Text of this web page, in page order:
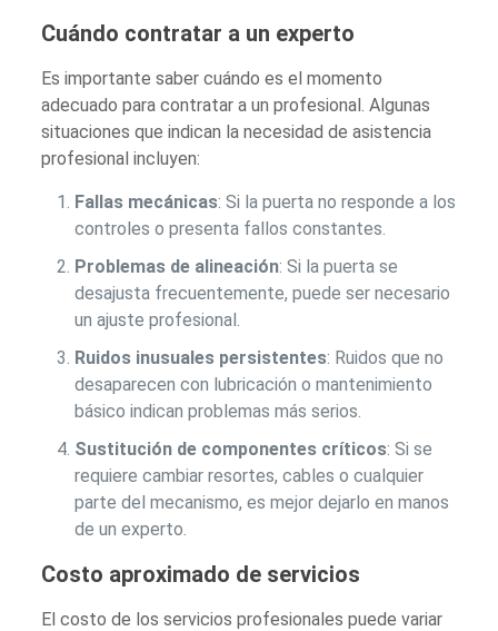
Cuándo contratar a un experto
Es importante saber cuándo es el momento
adecuado para contratar a un profesional. Algunas
situaciones que indican la necesidad de asistencia
profesional incluyen:
Fallas mecánicas: Si la puerta no responde a los
controles o presenta fallos constantes.
Problemas de alineación: Si la puerta se
desajusta frecuentemente, puede ser necesario
un ajuste profesional.
Ruidos inusuales persistentes: Ruidos que no
desaparecen con lubricación o mantenimiento
básico indican problemas más serios.
Sustitución de componentes críticos: Si se
requiere cambiar resortes, cables o cualquier
parte del mecanismo, es mejor dejarlo en manos
de un experto.
Costo aproximado de servicios
El costo de los servicios profesionales puede variar